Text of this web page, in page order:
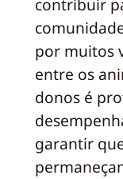
contribuir
por muitos
entre os
donos é
garantir